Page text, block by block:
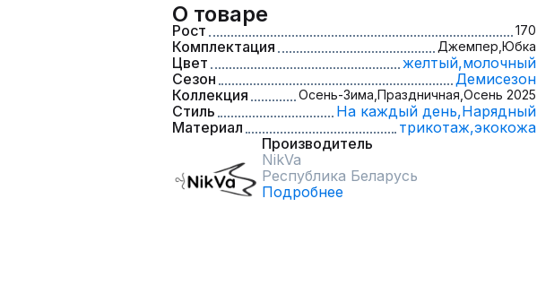
О товаре
Рост 170
Комплектация Джемпер, Юбка
Цвет желтый,молочный
Сезон
Демисезон
Коллекция
Осень-Зима, Праздничная, Осень 2025
Стиль На каждый день,Нарядный
Материал
трикотаж,экокожа
Производитель
NikVa
Республика Беларусь
Подробнее